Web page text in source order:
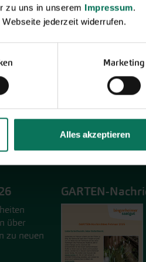
zu uns in unserem Impressum.
jederzeit widerrufen.
Marketing
Alles akzeptieren
Preis zzgl.
über
zu neuen
GARTEN-